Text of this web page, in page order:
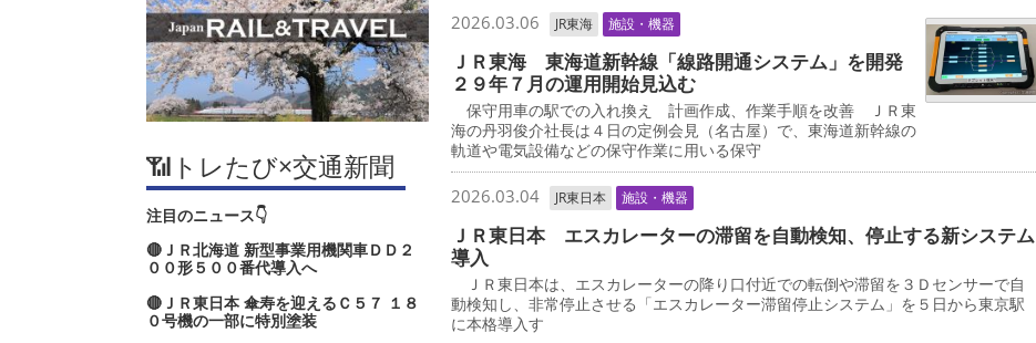
📶トレたび×交通新聞
注目のニュース👇
🔴ＪＲ北海道 新型事業用機関車ＤＤ２
００形５００番代導入へ
🔴ＪＲ東日本 傘寿を迎えるＣ５７ １８
０号機の一部に特別塗装
2026.03.06 JR東海 施設・機器
ＪＲ東海 東海道新幹線「線路開通システム」を開発
２９年７月の運用開始見込む
保守用車の駅での入れ換え 計画作成、作業手順を改善 ＪＲ東
海の丹羽俊介社長は４日の定例会見（名古屋）で、東海道新幹線の
軌道や電気設備などの保守作業に用いる保守
2026.03.04 JR東日本 施設・機器
ＪＲ東日本 エスカレーターの滞留を自動検知、停止する新システム
導入
ＪＲ東日本は、エスカレーターの降り口付近での転倒や滞留を３Ｄセンサーで自
動検知し、非常停止させる「エスカレーター滞留停止システム」を５日から東京駅
に本格導入す